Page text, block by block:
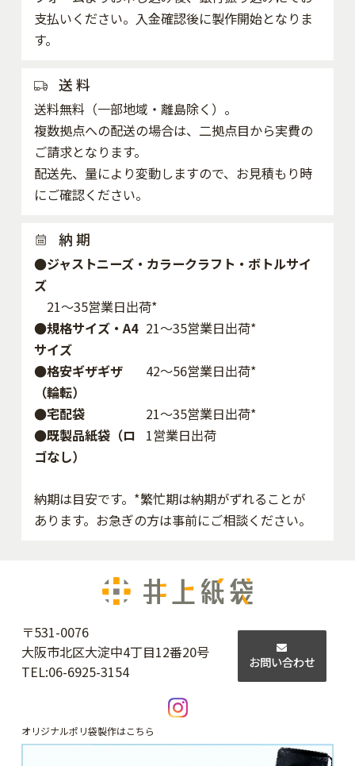
支払いください。入金確認後に製作開始となりま
す。
送 料
送料無料（一部地域・離島除く）。
複数拠点への配送の場合は、二拠点目から実費の
ご請求となります。
配送先、量により変動しますので、お見積もり時
にご確認ください。
納 期
●ジャストニーズ・カラークラフト・ボトルサイ
ズ
21～35営業日出荷*
●規格サイズ・A4
サイズ
21～35営業日出荷*
●格安ギザギザ
（輪転）
42〜56営業日出荷*
●宅配袋
21～35営業日出荷*
●既製品紙袋（ロ
ゴなし）
1営業日出荷
納期は目安です。*繁忙期は納期がずれることが
あります。お急ぎの方は事前にご相談ください。
〒531-0076
大阪市北区大淀中4丁目12番20号
TEL:06-6925-3154
お問い合わせ
オリジナルポリ袋製作はこちら